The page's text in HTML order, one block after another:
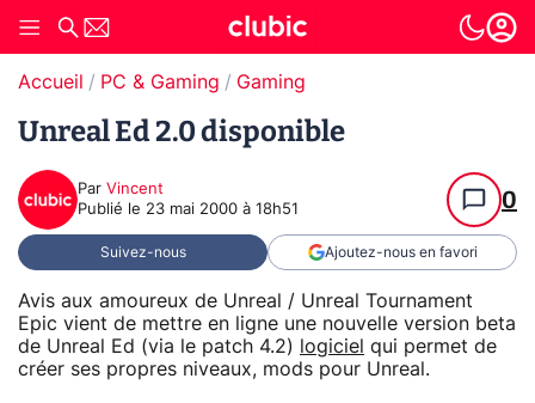
Accueil PC & Gaming Gaming
Unreal Ed 2.0 disponible
Par Vincent
Publié le 23 mai 2000 à 18h51 0
Suivez-nous Ajoutez-nous en favori
Avis aux amoureux de Unreal / Unreal Tournament
Epic vient de mettre en ligne une nouvelle version beta
de Unreal Ed (via le patch 4.2)
logiciel qui permet de
créer ses propres niveaux, mods pour Unreal.